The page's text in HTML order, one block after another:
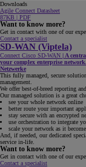
Downloads
Agile Connect Datasheet
87KB | PDF
Want to know more?
Get in contact with one of our
Contact a specialist
SD-WAN (Viptela)
Connect Cisco SD-WAN | A
your complex enterprise network.
Netzwerke
This fully managed, secure
management.
We offer best-of-breed reporting
Our managed solution is a great
see your whole network online
better route your important
stay secure with an encrypted
use orchestration to integrate
scale your network as it
And, if needed, our dedicated
service in-life.
Want to know more?
Get in contact with one of our
Contact a specialist